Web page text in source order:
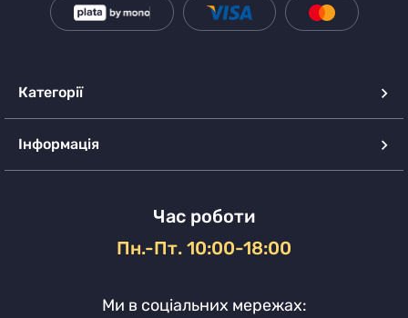
Категорії
Інформація
Час роботи
Пн.-Пт. 10:00-18:00
Ми в соціальних мережах: